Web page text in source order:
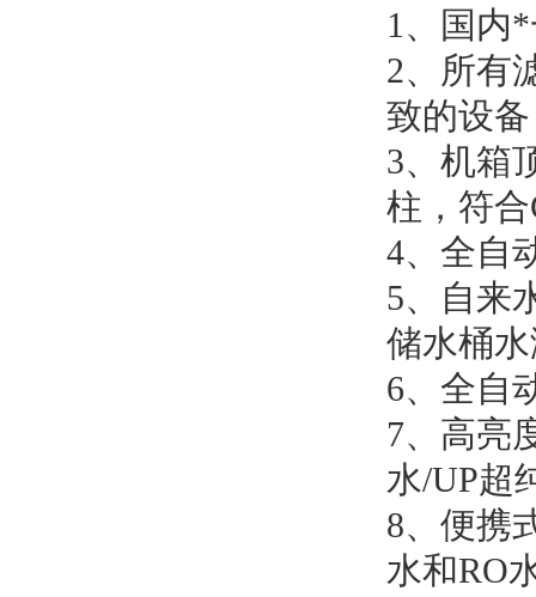
1 、国内
2、所有
致的设
3、机箱
柱，符合
4、全自
5、自来
储水桶
6、全自
7、高亮
水/UP超
8、便携
水和RO